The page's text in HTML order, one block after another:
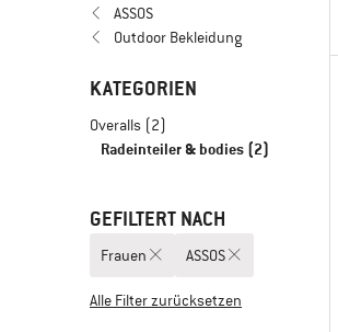
ASSOS
Outdoor Bekleidung
KATEGORIEN
Overalls (2)
Radeinteiler & bodies (2)
GEFILTERT NACH
Frauen ASSOS
Alle Filter zurücksetzen